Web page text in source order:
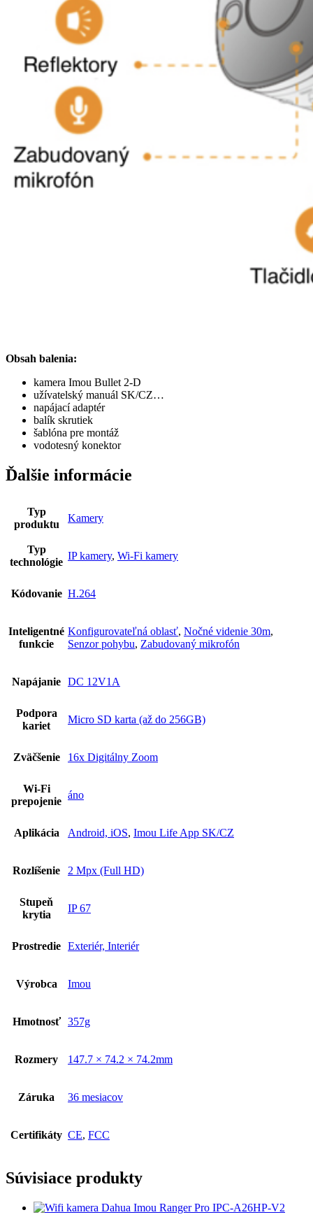
Obsah balenia:
kamera Imou Bullet 2-D
užívatelský manuál SK/CZ…
napájací adaptér
balík skrutiek
šablóna pre montáž
vodotesný konektor
Ďalšie informácie
Typ
produktu
Kamery
Typ
technológie
IP kamery, Wi-Fi kamery
Kódovanie H.264
Inteligentné
funkcie
Konfigurovateľná oblasť, Nočné videnie 30m,
Senzor pohybu, Zabudovaný mikrofón
Napájanie DC 12V1A
Podpora
kariet
Micro SD karta (až do 256GB)
Zväčšenie 16x Digitálny Zoom
Wi-Fi
prepojenie
áno
Aplikácia Android, iOS, Imou Life App SK/CZ
Rozlíšenie 2 Mpx (Full HD)
Stupeň
krytia
IP 67
Prostredie Exteriér, Interiér
Výrobca Imou
Hmotnosť 357g
Rozmery 147.7 × 74.2 × 74.2mm
Záruka 36 mesiacov
Certifikáty CE, FCC
Súvisiace produkty